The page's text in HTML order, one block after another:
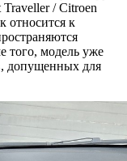
/ Citroen
относится к
того, модель уже
допущенных для